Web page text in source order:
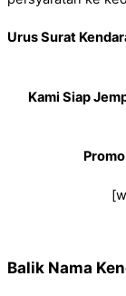
Urus Surat
Kami Siap
Balik Nama